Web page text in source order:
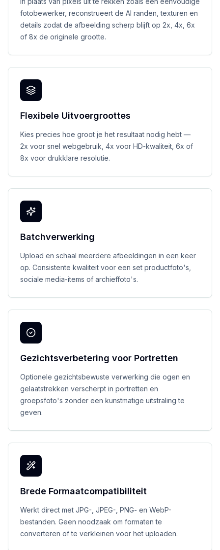
fotobewerker, reconstrueert de AI randen, texturen en
details zodat de afbeelding scherp blijft op 2x, 4x, 6x
of 8x de originele grootte.
Flexibele Uitvoergroottes
Kies precies hoe groot je het resultaat nodig hebt —
2x voor snel webgebruik, 4x voor HD-kwaliteit, 6x of
8x voor drukklare resolutie.
Batchverwerking
Upload en schaal meerdere afbeeldingen in een keer
op. Consistente kwaliteit voor een set productfoto's,
sociale media-items of archieffoto's.
Gezichtsverbetering voor Portretten
Optionele gezichtsbewuste verwerking die ogen en
gelaatstrekken verscherpt in portretten en
groepsfoto's zonder een kunstmatige uitstraling te
geven.
Brede Formaatcompatibiliteit
Werkt direct met JPG-, JPEG-, PNG- en WebP-
bestanden. Geen noodzaak om formaten te
converteren of te verkleinen voor het uploaden.